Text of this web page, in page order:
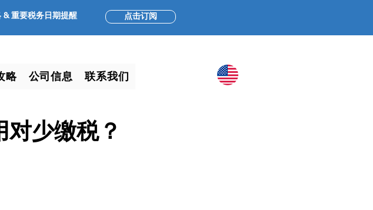
& 重要税务日期提醒 点击订阅
略 公司信息 联系我们
少缴税？